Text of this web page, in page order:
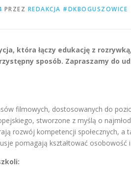
PRZEZ REDAKCJA #DKBOGUSZOWICE
która łączy edukację z
sposób. Zapraszamy do
filmowych, dostosowanych do
stworzone z myślą o
rozwój kompetencji społecznych,
pomagają kształtować osobowość